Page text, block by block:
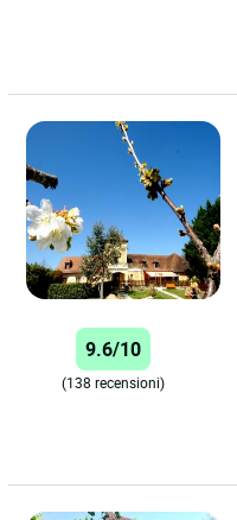
9.6/10
(138 recensioni)